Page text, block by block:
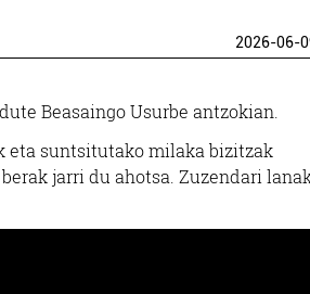
2026-06-
Beasaingo Usurbe antzokian.
eta suntsitutako milaka bizitzak
jarri du ahotsa. Zuzendari